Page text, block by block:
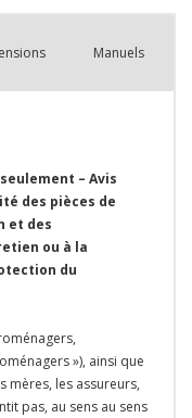
Manuels
– Avis
des pièces de
et des
ou à la
du
»), ainsi que
mères, les assureurs,
pas, au sens au sens